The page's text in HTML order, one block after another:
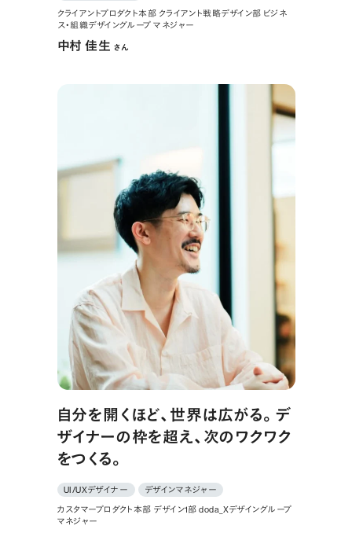
クライアントプロダクト本部 クライアント戦略デザイン部 ビジネ
ス・組織デザイングループ マネジャー
中村 佳生さん
自分を開くほど、世界は広がる。デ
ザイナーの枠を超え、次のワクワク
をつくる。
UI/UXデザイナー
デザインマネジャー
カスタマープロダクト本部 デザイン1部 doda_Xデザイングループ
マネジャー